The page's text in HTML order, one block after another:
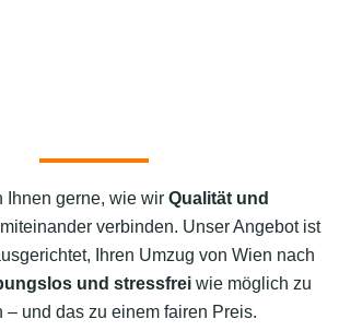
Ihnen gerne, wie wir Qualität und
miteinander verbinden. Unser Angebot ist
Ihren Umzug von Wien nach
und stressfreiwie möglich zu
– und das zu einem fairen Preis.